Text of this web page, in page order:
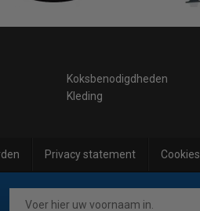
Koksbenodigdheden
Kleding
Privacy statement Cookies